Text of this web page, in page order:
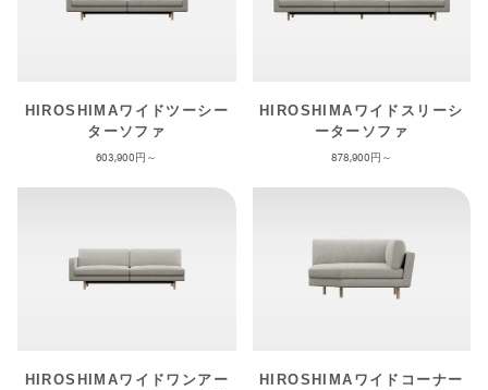
HIROSHIMAワイドツーシー
ターソファ
603,900
HIROSHIMAワイドスリーシ
ーターソファ
878,900
HIROSHIMAワイドワンアー
HIROSHIMAワイドコーナー